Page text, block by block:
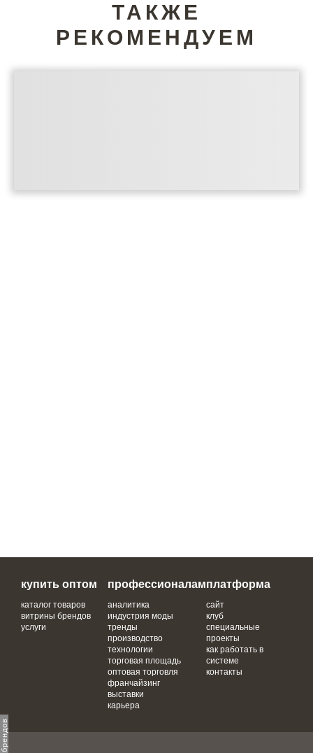
ТАКЖЕ
РЕКОМЕНДУЕМ
купить оптом
каталог товаров
витрины брендов
услуги
профессионалам
аналитика
индустрия моды
тренды
производство
технологии
торговая площадь
оптовая торговля
франчайзинг
выставки
карьера
платформа
сайт
клуб
специальные
проекты
как работать в
системе
контакты